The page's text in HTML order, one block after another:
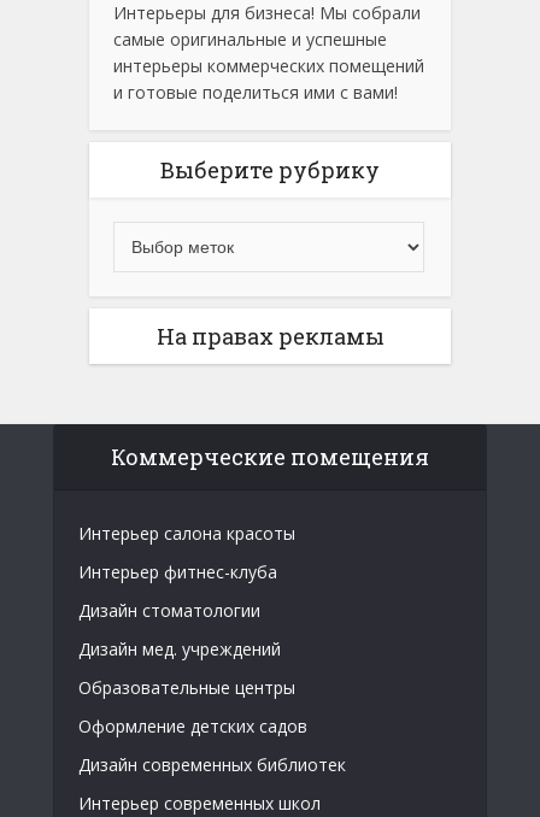
Интерьеры для бизнеса! Мы собрали
самые оригинальные и успешные
интерьеры коммерческих помещений
и готовые поделиться ими с вами!
Выберите рубрику
На правах рекламы
Коммерческие помещения
Интерьер салона красоты
Интерьер фитнес-клуба
Дизайн стоматологии
Дизайн мед. учреждений
Образовательные центры
Оформление детских садов
Дизайн современных библиотек
Интерьер современных школ